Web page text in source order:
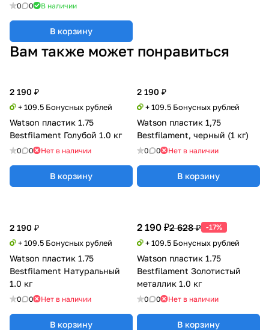
0 0 В наличии
В корзину
Вам также может понравиться
2 190 ₽
+ 109.5 Бонусных рублей
Watson пластик 1.75
Bestfilament Голубой 1.0 кг
0 0 Нет в наличии
В корзину
2 190 ₽
+ 109.5 Бонусных рублей
Watson пластик 1,75
Bestfilament, черный (1 кг)
0 0 Нет в наличии
В корзину
2 190 ₽2 628 ₽ -17%
+ 109.5 Бонусных рублей
Watson пластик 1.75
Bestfilament Золотистый
металлик 1.0 кг
0 0 Нет в наличии
В корзину
2 190 ₽
+ 109.5 Бонусных рублей
Watson пластик 1.75
Bestfilament Натуральный
1.0 кг
0 0 Нет в наличии
В корзину